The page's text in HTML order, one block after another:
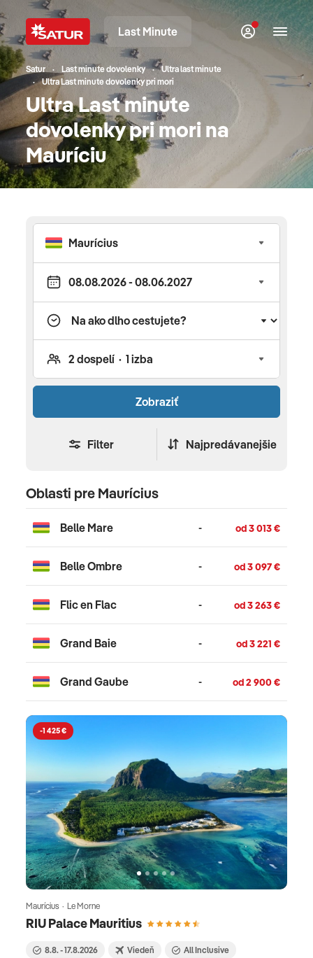
Last Minute
Satur Last minute dovolenky
Ultra last minute
Ultra Last minute dovolenky pri mori
Ultra Last minute
dovolenky pri mori na
Mauríciu
Oblasti pre Maurícius
Belle Mare - od 3 013 €
Belle Ombre - od 3 097 €
Flic en Flac - od 3 263 €
Grand Baie - od 3 221 €
Grand Gaube - od 2 900 €
-1 425 €
RIU Palace Mauritius
Maurícius · Le Morne
8.8. - 17.8.2026 Viedeň
All Inclusive
Zobraziť
Filter Najpredávanejšie